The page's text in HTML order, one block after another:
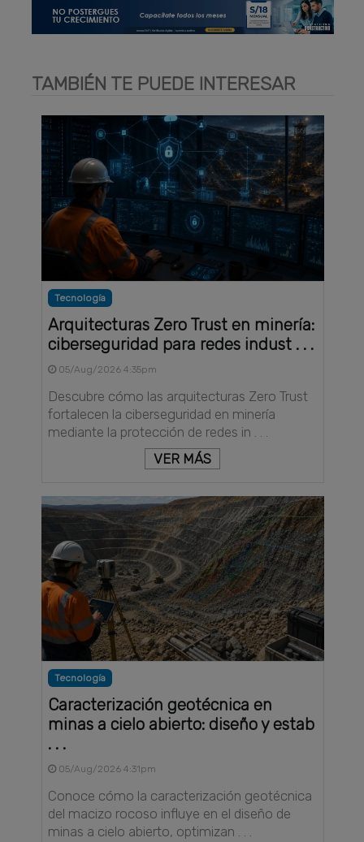
TAMBIÉN TE PUEDE INTERESAR
Tecnología
Arquitecturas Zero Trust en minería:
ciberseguridad para redes indust . . .
05/Aug/2026 4:35pm
Descubre cómo las arquitecturas Zero Trust
fortalecen la ciberseguridad en minería
mediante la protección de redes in . . .
VER MÁS
Tecnología
Caracterización geotécnica en
minas a cielo abierto: diseño y estab
. . .
05/Aug/2026 4:31pm
Conoce cómo la caracterización geotécnica
del macizo rocoso influye en el diseño de
minas a cielo abierto, optimizan . . .